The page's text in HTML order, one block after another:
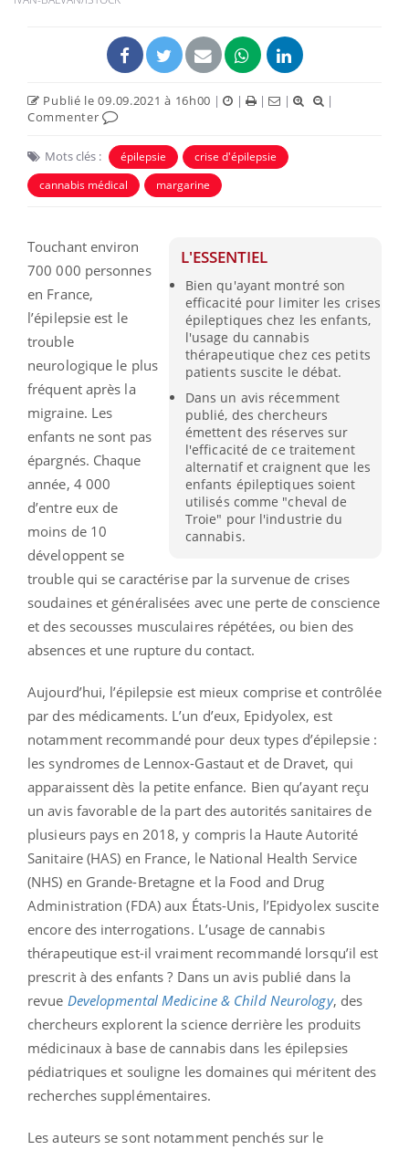
Publié le 09.09.2021 à 16h00 | | | |
|
Commenter
Mots clés : épilepsie
crise d'épilepsie
cannabis médical
margarine
L'ESSENTIEL
Bien qu'ayant montré son
efficacité pour limiter les crises
épileptiques chez les enfants,
l'usage du cannabis
thérapeutique chez ces petits
patients suscite le débat.
Dans un avis récemment
publié, des chercheurs
émettent des réserves sur
l'efficacité de ce traitement
alternatif et craignent que les
enfants épileptiques soient
utilisés comme "cheval de
Troie" pour l'industrie du
cannabis.
Touchant environ
700 000 personnes
en France,
l’épilepsie est le
trouble
neurologique le plus
fréquent après la
migraine. Les
enfants ne sont pas
épargnés. Chaque
année, 4 000
d’entre eux de
moins de 10
développent se
trouble qui se caractérise par la survenue de crises
soudaines et généralisées avec une perte de conscience
et des secousses musculaires répétées, ou bien des
absences et une rupture du contact.
Aujourd’hui, l’épilepsie est mieux comprise et contrôlée
par des médicaments. L’un d’eux, Epidyolex, est
notamment recommandé pour deux types d’épilepsie :
les syndromes de Lennox-Gastaut et de Dravet, qui
apparaissent dès la petite enfance. Bien qu’ayant reçu
un avis favorable de la part des autorités sanitaires de
plusieurs pays en 2018, y compris la Haute Autorité
Sanitaire (HAS) en France, le National Health Service
(NHS) en Grande-Bretagne et la Food and Drug
Administration (FDA) aux États-Unis, l’Epidyolex suscite
encore des interrogations. L’usage de cannabis
thérapeutique est-il vraiment recommandé lorsqu’il est
prescrit à des enfants ? Dans un avis publié dans la
revue Developmental Medicine & Child Neurology, des
chercheurs explorent la science derrière les produits
médicinaux à base de cannabis dans les épilepsies
pédiatriques et souligne les domaines qui méritent des
recherches supplémentaires.
Les auteurs se sont notamment penchés sur le